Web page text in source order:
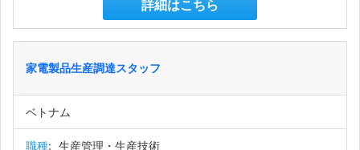
詳細はこちら
家電製品生産調達スタッフ
ベトナム
職種: 生産管理・生産技術